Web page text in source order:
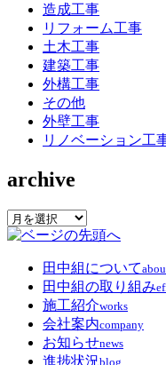
造成工事
リフォーム工事
土木工事
建築工事
外構工事
その他
外壁工事
リノベーション工
archive
archive
田中組について
田中組の取り組み
施工紹介works
会社案内company
お知らせnews
進捗状況blog